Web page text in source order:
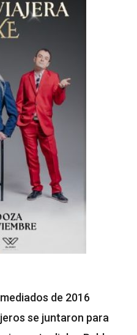
de 2016
se juntaron para